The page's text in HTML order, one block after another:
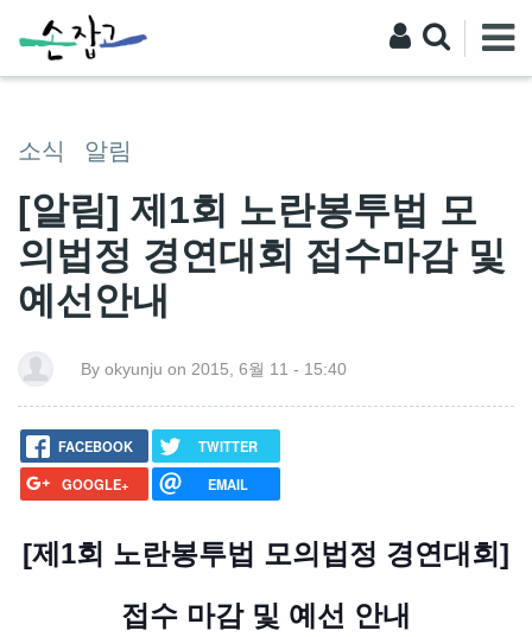
소식 알림
[알림] 제1회 노란봉투법 모
의법정 경연대회 접수마감 및
예선안내
By okyunju on 2015, 6월 11 - 15:40
FACEBOOK
TWITTER
GOOGLE+
EMAIL
[제1회 노란봉투법 모의법정 경연대회]
접수 마감 및 예선 안내